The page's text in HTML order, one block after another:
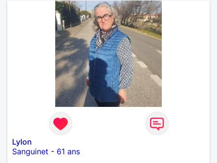
Lylon
Sanguinet - 61 ans